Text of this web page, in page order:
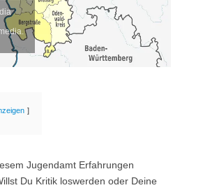
Jugendamt Erfahrungen
Du Kritik loswerden oder Deine